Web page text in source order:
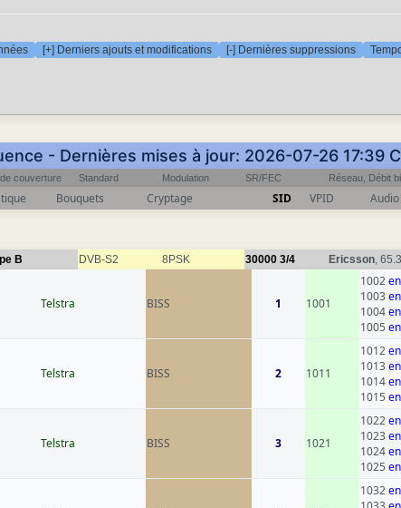
[+] Derniers ajouts et modifications [-] Dernières suppressions
- Dernières mises à jour: 2026-07-26 17:39
couverture Standard Modulation SR/FEC Réseau, Débit
Bouquets Cryptage SID VPID Audio
B DVB-S2 8PSK 30000 3/4 Ericsson ,
Telstra BISS 1 1001
1002
1003
1004
1005
Telstra BISS 2 1011
1012
1013
1014
1015
Telstra BISS 3 1021
1022
1023
1024
1025
1032